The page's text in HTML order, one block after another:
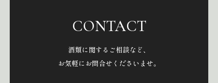
CONTACT
酒類に関するご相談など、
お気軽にお問合せくださいませ。